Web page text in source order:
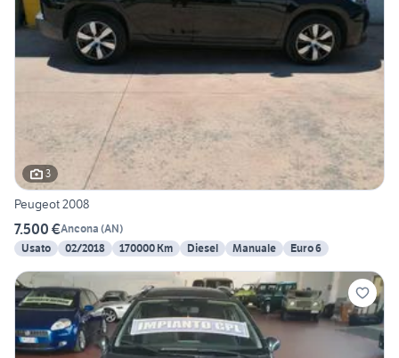
3
Peugeot 2008
7.500 €Ancona (AN)
Usato
02/2018 170000 Km Diesel Manuale Euro 6